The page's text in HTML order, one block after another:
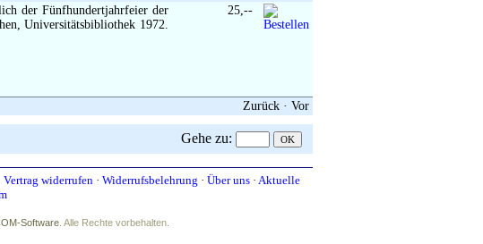
der Fünfhundertjahrfeier der
Universitätsbibliothek 1972.
25,--
Zurück · Vor
Gehe zu:
Vertrag widerrufen · Widerrufsbelehrung · Über uns · Aktuelle
Software . Alle Rechte vorbehalten.